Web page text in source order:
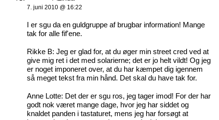
7. juni 2010 @ 16:22
I er sgu da en guldgruppe af brugbar information! Mange
tak for alle fif'ene.
Rikke B: Jeg er glad for, at du øger min street cred ved at
give mig ret i det med solarierne; det er jo helt vildt! Og jeg
er noget imponeret over, at du har kæmpet dig igennem
så meget tekst fra min hånd. Det skal du have tak for.
Anne Lotte: Det der er sgu ros, jeg tager imod! For der har
godt nok været mange dage, hvor jeg har siddet og
knaldet panden i tastaturet, mens jeg har forsøgt at